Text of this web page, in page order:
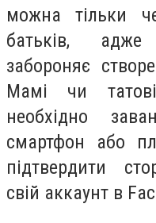
можна тільки
батьків,
забороняє
Мамі чи
необхідно
смартфон або
підтвердити
свій аккаунт в